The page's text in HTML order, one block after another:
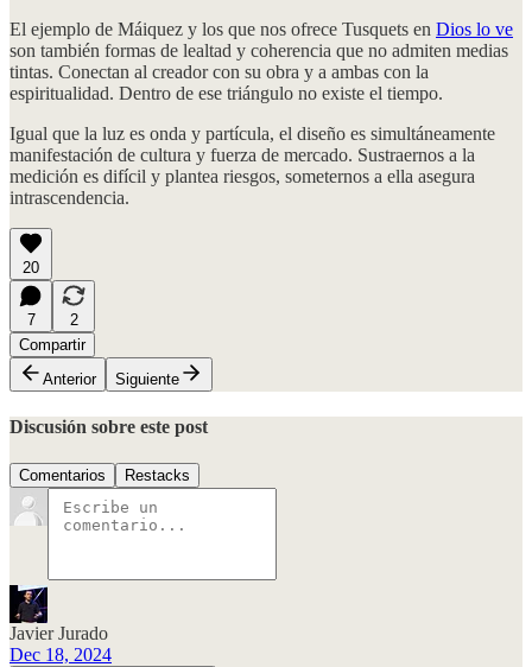
El ejemplo de Máiquez y los que nos ofrece Tusquets en Dios lo ve
son también formas de lealtad y coherencia que no admiten medias
tintas. Conectan al creador con su obra y a ambas con la
espiritualidad. Dentro de ese triángulo no existe el tiempo.
Igual que la luz es onda y partícula, el diseño es simultáneamente
manifestación de cultura y fuerza de mercado. Sustraernos a la
medición es difícil y plantea riesgos, someternos a ella asegura
intrascendencia.
20
7
2
Compartir
Anterior
Siguiente
Discusión sobre este post
Comentarios Restacks
Javier Jurado
Dec 18, 2024